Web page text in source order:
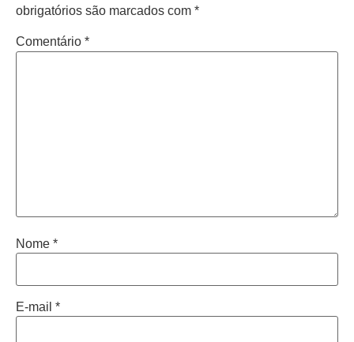
obrigatórios são marcados com *
Comentário *
Nome *
E-mail *